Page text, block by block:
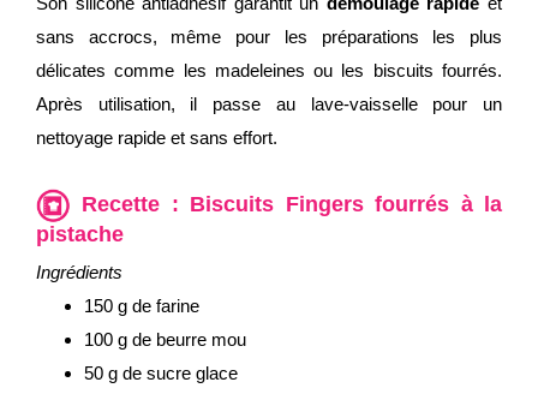
sans accrocs, même pour les préparations les plus
délicates comme les madeleines ou les biscuits fourrés.
Après utilisation, il passe au lave-vaisselle pour un
nettoyage rapide et sans effort.
Recette : Biscuits Fingers fourrés à la
pistache
Ingrédients
150 g de farine
100 g de beurre mou
50 g de sucre glace